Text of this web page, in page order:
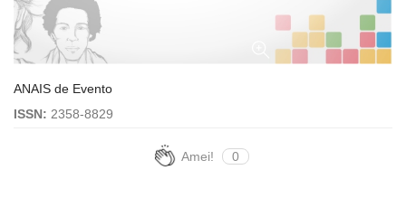
ANAIS de Evento
ISSN: 2358-8829
Amei! 0